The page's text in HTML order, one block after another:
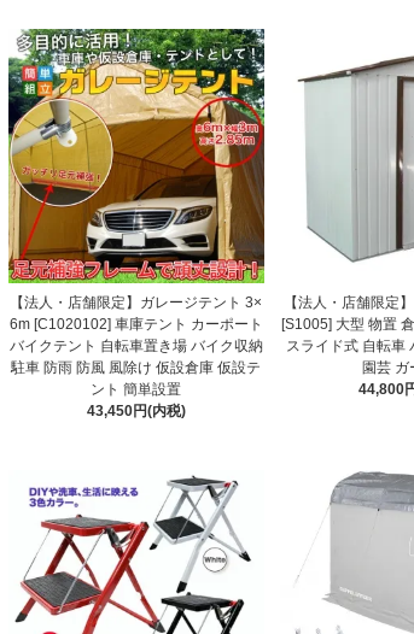
【法人・店舗限定】ガレージテント 3×
6m [C1020102] 車庫テント カーポート
バイクテント 自転車置き場 バイク収納
駐車 防雨 防風 風除け 仮設倉庫 仮設テ
ント 簡単設置
43,450円(内税)
【法人・店舗限定
[S1005] 大型 物置
スライド式 自転車
園芸 ガ
44,800